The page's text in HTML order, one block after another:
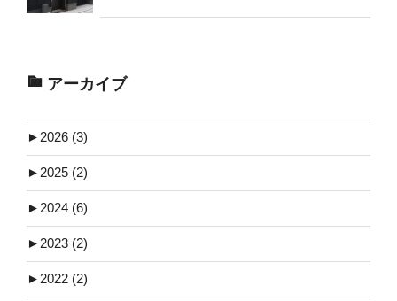
アーカイブ
► 2026 (3)
► 2025 (2)
► 2024 (6)
► 2023 (2)
► 2022 (2)